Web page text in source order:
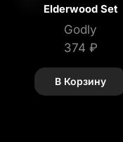
Elderwood Set
Godly
374 ₽
В Корзину